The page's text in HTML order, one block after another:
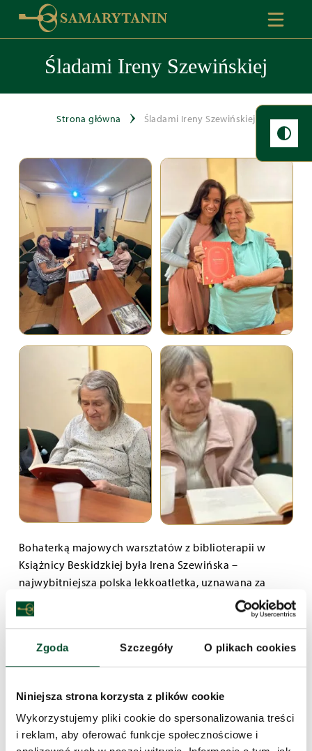
Zgoda Szczegóły O plikach cookies
Niniejsza strona korzysta z plików cookie
Wykorzystujemy pliki cookie do spersonalizowania treści
i reklam, aby oferować funkcje społecznościowe i
Śladami Ireny Szewińskiej
Strona główna Śladami Ireny Szewińskiej
Bohaterką majowych warsztatów z biblioterapii w
Książnicy Beskidzkiej była Irena Szewińska –
najwybitniejsza polska lekkoatletka, uznawana za
jedną z najlepszych sportsmenek świata. Punkt wyjścia
zajęć stanowiła jej biografia autorstwa Anny
nie tylko imponujące osiągnięcia sportowe
wielokrotnej mistrzyni olimpijskiej, lecz także życiową
symbolem wytrwałości i elegancji. To była wspaniała
lekcja historii, sportu i człowieczeństwa.